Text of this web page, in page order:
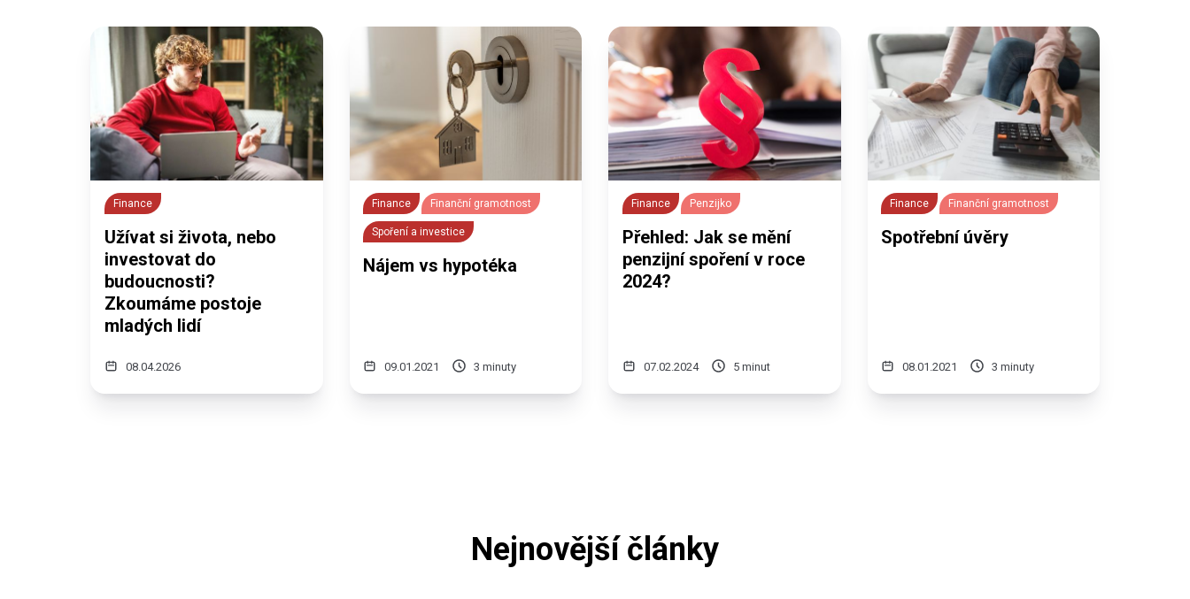
Finance
Užívat si života, nebo
investovat do
budoucnosti?
Zkoumáme postoje
mladých lidí
08.04.2026
Finance Finanční gramotnost
Spoření a investice
Nájem vs hypotéka
09.01.2021 3 minuty
Finance Penzijko
Přehled: Jak se mění
penzijní spoření v roce
2024?
07.02.2024 5 minut
Finance Finanční gramotnost
Spotřební úvěry
08.01.2021 3 minuty
Nejnovější články